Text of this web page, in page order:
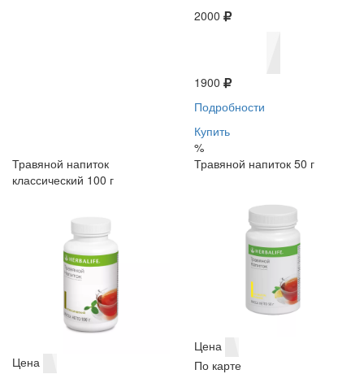
2000
1900
Подробности
Купить
%
Травяной напиток
классический 100 г
Цена
Травяной напиток 50 г
Цена
По карте